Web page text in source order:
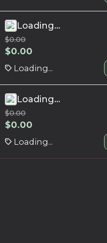
Loading...
$0.00
$0.00
Loading...
Loading...
$0.00
$0.00
Loading...